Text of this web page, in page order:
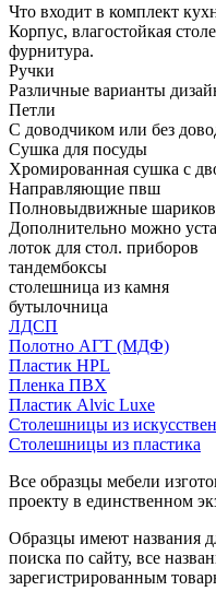
Что входит в комплект
Корпус, влагостойкая
фурнитура.
Ручки
Различные варианты
Петли
С доводчиком или без
Сушка для посуды
Хромированная сушка с
Направляющие пвш
Полновыдвижные
Дополнительно можно
лоток для стол. приборов
тандембоксы
столешница из камня
бутылочница
ЛДСП
Полотно АГТ (МДФ)
Пластик HPL
Пленка ПВХ
Пластик Alvic Luxe
Столешницы из
Столешницы из пластика
Все образцы мебели
проекту в единственном
Образцы имеют названия
поиска по сайту, все
зарегистрированным